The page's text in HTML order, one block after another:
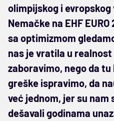
olimpijskog i
Nemačke na EHF
sa optimizmom
nas je vratila u
zaboravimo, nego da
greške ispravimo, da
već jednom, jer su nam
dešavali godinama